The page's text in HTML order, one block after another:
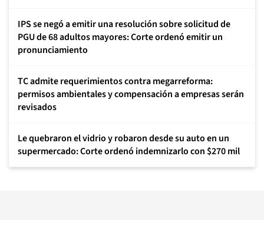
IPS se negó a emitir una resolución sobre solicitud de
PGU de 68 adultos mayores: Corte ordenó emitir un
pronunciamiento
TC admite requerimientos contra megarreforma:
permisos ambientales y compensación a empresas serán
revisados
Le quebraron el vidrio y robaron desde su auto en un
supermercado: Corte ordenó indemnizarlo con $270 mil